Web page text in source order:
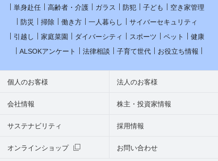
単身赴任
高齢者・介護 ガラス 防犯 子ども
空き家管理
防災
掃除 働き方 一人暮らし
サイバーセキュリティ
引越し
家庭菜園 ダイバーシティ スポーツ ペット
健康
ALSOKアンケート
法律相談 子育て世代 お役立ち情報
個人のお客様 法人のお客様
会社情報 株主・投資家情報
サステナビリティ
オンラインショップ お問い合わせ
採用情報